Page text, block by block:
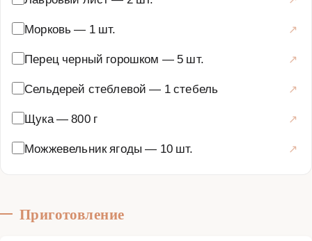
раздавливают, чтобы они отдали максимум эфирных
масел. Грушу очищают от кожуры, удаляют сердцевину
до окончания приготовления. Готовый бульон
получается прозрачным, с красивым золотистым
оттенком и насыщенным ароматом. Подают его
горячим, часто с кусочком отварной щуки, украсив
особенных occasions и способно удивить даже самых
полезен: щука является источником легкоусвояемого
Морковь — 1 шт.
Перец черный горошком — 5 шт.
Сельдерей стеблевой — 1 стебель
Щука—800 г
Можжевельник ягоды — 10 шт.
Приготовление